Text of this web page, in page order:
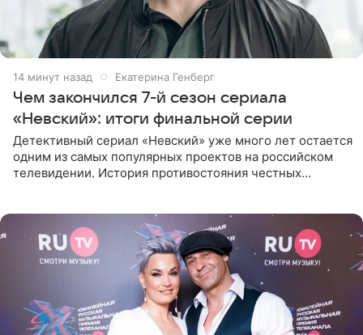
14 минут назад Екатерина Генберг
Чем закончился 7-й сезон сериала
«Невский»: итоги финальной серии
Детективный сериал «Невский» уже много лет остается
одним из самых популярных проектов на российском
телевидении. История противостояния честных